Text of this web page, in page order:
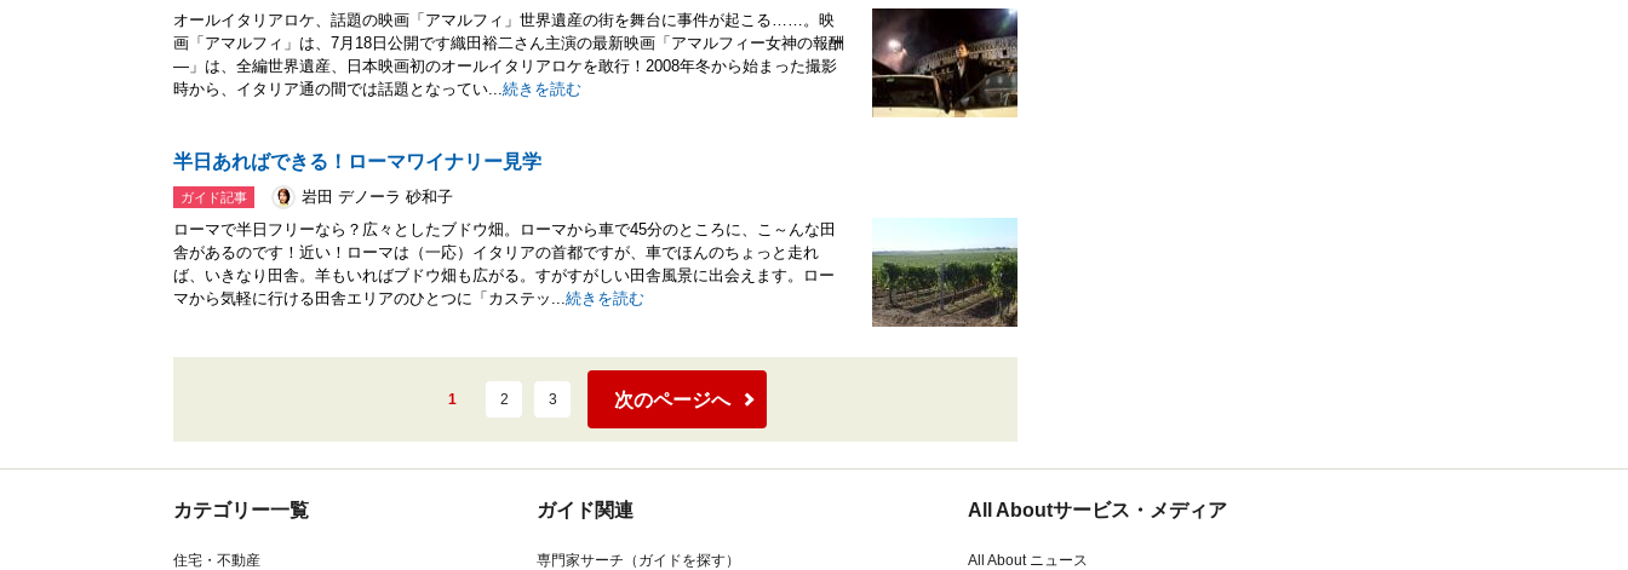
オールイタリアロケ、話題の映画「アマルフィ」世界遺産の街を舞台に事件が起こる……。映
画「アマルフィ」は、7月18日公開です織田裕二さん主演の最新映画「アマルフィー女神の報酬
―」は、全編世界遺産、日本映画初のオールイタリアロケを敢行！2008年冬から始まった撮影
時から、イタリア通の間では話題となってい...続きを読む
半日あればできる！ローマワイナリー見学
ガイド記事
岩田 デノーラ 砂和子
ローマで半日フリーなら？広々としたブドウ畑。ローマから車で45分のところに、こ～んな田
舎があるのです！近い！ローマは（一応）イタリアの首都ですが、車でほんのちょっと走れ
ば、いきなり田舎。羊もいればブドウ畑も広がる。すがすがしい田舎風景に出会えます。ロー
マから気軽に行ける田舎エリアのひとつに「カステッ...続きを読む
1 2 3 次のページへ
カテゴリー一覧
住宅・不動産
ガイド関連
専門家サーチ（ガイドを探す）
All Aboutサービス・メディア
All About ニュース